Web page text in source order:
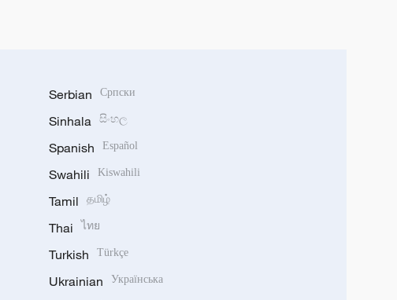
Serbian Српски
Sinhala සිංහල
Spanish Español
Swahili Kiswahili
Tamil தமிழ்
Thai ไทย
Turkish Türkçe
Ukrainian Українська